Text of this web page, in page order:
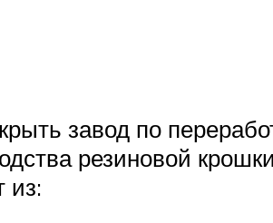
завод по
резиновой
из: